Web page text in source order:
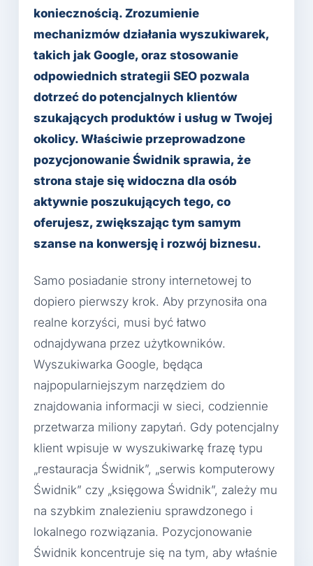
koniecznością. Zrozumienie
mechanizmów działania wyszukiwarek,
takich jak Google, oraz stosowanie
odpowiednich strategii SEO pozwala
dotrzeć do potencjalnych klientów
szukających produktów i usług w Twojej
okolicy. Właściwie przeprowadzone
pozycjonowanie Świdnik sprawia, że
strona staje się widoczna dla osób
aktywnie poszukujących tego, co
oferujesz, zwiększając tym samym
szanse na konwersję i rozwój biznesu.
Samo posiadanie strony internetowej to
dopiero pierwszy krok. Aby przynosiła ona
realne korzyści, musi być łatwo
odnajdywana przez użytkowników.
Wyszukiwarka Google, będąca
najpopularniejszym narzędziem do
znajdowania informacji w sieci, codziennie
przetwarza miliony zapytań. Gdy potencjalny
klient wpisuje w wyszukiwarkę frazę typu
„restauracja Świdnik”, „serwis komputerowy
Świdnik” czy „księgowa Świdnik”, zależy mu
na szybkim znalezieniu sprawdzonego i
lokalnego rozwiązania. Pozycjonowanie
Świdnik koncentruje się na tym, aby właśnie